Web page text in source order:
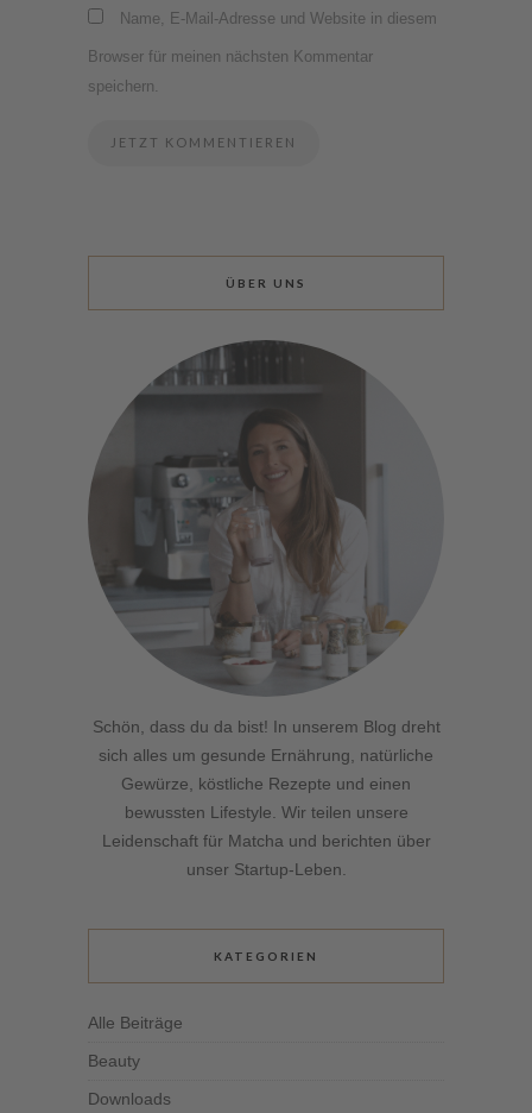
Name, E-Mail-Adresse und Website in diesem
Browser für meinen nächsten Kommentar
speichern.
ÜBER UNS
Schön, dass du da bist! In unserem Blog dreht
sich alles um gesunde Ernährung, natürliche
Gewürze, köstliche Rezepte und einen
bewussten Lifestyle. Wir teilen unsere
Leidenschaft für Matcha und berichten über
unser Startup-Leben.
KATEGORIEN
Alle Beiträge
Beauty
Downloads